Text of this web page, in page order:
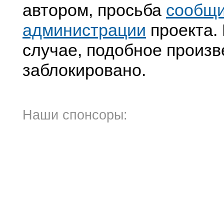
автором, просьба
администрации
случае, подобное
заблокировано.
Наши спонсоры: